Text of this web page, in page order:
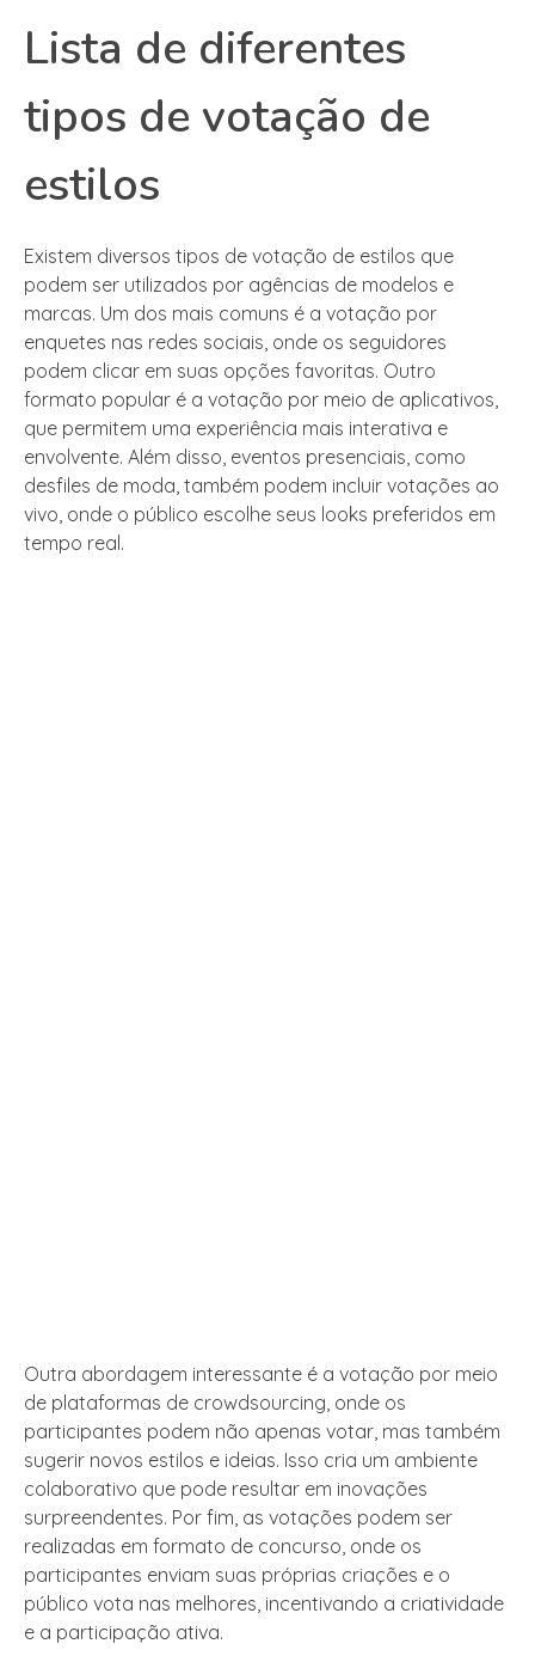
Lista de diferentes
tipos de votação de
estilos
Existem diversos tipos de votação de estilos que
podem ser utilizados por agências de modelos e
marcas. Um dos mais comuns é a votação por
enquetes nas redes sociais, onde os seguidores
podem clicar em suas opções favoritas. Outro
formato popular é a votação por meio de aplicativos,
que permitem uma experiência mais interativa e
envolvente. Além disso, eventos presenciais, como
desfiles de moda, também podem incluir votações ao
vivo, onde o público escolhe seus looks preferidos em
tempo real.
Outra abordagem interessante é a votação por meio
de plataformas de crowdsourcing, onde os
participantes podem não apenas votar, mas também
sugerir novos estilos e ideias. Isso cria um ambiente
colaborativo que pode resultar em inovações
surpreendentes. Por fim, as votações podem ser
realizadas em formato de concurso, onde os
participantes enviam suas próprias criações e o
público vota nas melhores, incentivando a criatividade
e a participação ativa.